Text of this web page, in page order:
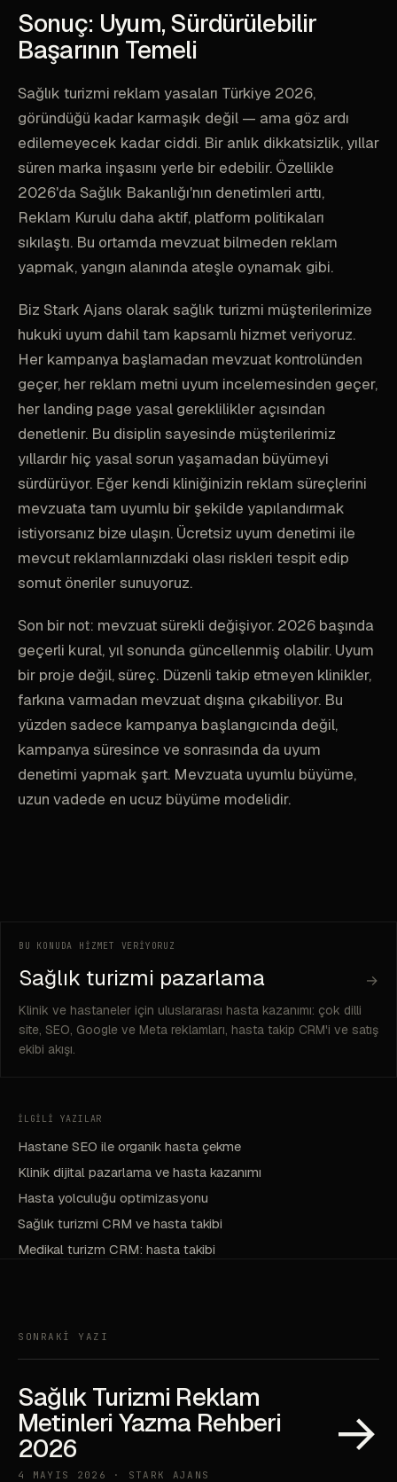
Sonuç: Uyum, Sürdürülebilir
Başarının Temeli
Sağlık turizmi reklam yasaları Türkiye 2026,
göründüğü kadar karmaşık değil — ama göz ardı
edilemeyecek kadar ciddi. Bir anlık dikkatsizlik, yıllar
süren marka inşasını yerle bir edebilir. Özellikle
2026'da Sağlık Bakanlığı'nın denetimleri arttı,
Reklam Kurulu daha aktif, platform politikaları
sıkılaştı. Bu ortamda mevzuat bilmeden reklam
yapmak, yangın alanında ateşle oynamak gibi.
Biz Stark Ajans olarak sağlık turizmi müşterilerimize
hukuki uyum dahil tam kapsamlı hizmet veriyoruz.
Her kampanya başlamadan mevzuat kontrolünden
geçer, her reklam metni uyum incelemesinden geçer,
her landing page yasal gereklilikler açısından
denetlenir. Bu disiplin sayesinde müşterilerimiz
yıllardır hiç yasal sorun yaşamadan büyümeyi
sürdürüyor. Eğer kendi kliniğinizin reklam süreçlerini
mevzuata tam uyumlu bir şekilde yapılandırmak
istiyorsanız bize ulaşın. Ücretsiz uyum denetimi ile
mevcut reklamlarınızdaki olası riskleri tespit edip
somut öneriler sunuyoruz.
Son bir not: mevzuat sürekli değişiyor. 2026 başında
geçerli kural, yıl sonunda güncellenmiş olabilir. Uyum
bir proje değil, süreç. Düzenli takip etmeyen klinikler,
farkına varmadan mevzuat dışına çıkabiliyor. Bu
yüzden sadece kampanya başlangıcında değil,
kampanya süresince ve sonrasında da uyum
denetimi yapmak şart. Mevzuata uyumlu büyüme,
uzun vadede en ucuz büyüme modelidir.
BU KONUDA HİZMET VERİYORUZ
Sağlık turizmi pazarlama →
Klinik ve hastaneler için uluslararası hasta kazanımı: çok dilli
site, SEO, Google ve Meta reklamları, hasta takip CRM'i ve satış
ekibi akışı.
İLGİLİ YAZILAR
Hastane SEO ile organik hasta çekme
Klinik dijital pazarlama ve hasta kazanımı
Hasta yolculuğu optimizasyonu
Sağlık turizmi CRM ve hasta takibi
Medikal turizm CRM: hasta takibi
SONRAKİ YAZI
Sağlık Turizmi Reklam
Metinleri Yazma Rehberi
2026
4 MAYIS 2026 · STARK AJANS
→